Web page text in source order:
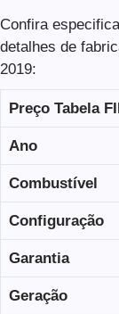
Confira
detalhes de
2019:
Preço Tabela
Ano
Combustível
Configuração
Garantia
Geração